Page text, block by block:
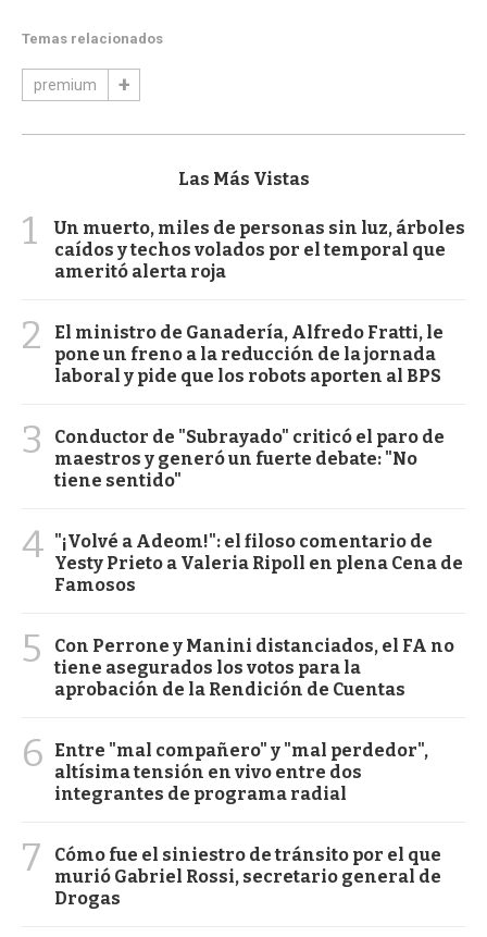
Temas relacionados
premium
Las Más Vistas
1
Un muerto, miles de personas sin luz, árboles
caídos y techos volados por el temporal que
ameritó alerta roja
2
El ministro de Ganadería, Alfredo Fratti, le
pone un freno a la reducción de la jornada
laboral y pide que los robots aporten al BPS
3
Conductor de "Subrayado" criticó el paro de
maestros y generó un fuerte debate: "No
tiene sentido"
4 "¡Volvé a Adeom!": el filoso comentario de
Yesty Prieto a Valeria Ripoll en plena Cena de
Famosos
5
Con Perrone y Manini distanciados, el FA no
tiene asegurados los votos para la
aprobación de la Rendición de Cuentas
6
Entre "mal compañero" y "mal perdedor",
altísima tensión en vivo entre dos
integrantes de programa radial
7
Cómo fue el siniestro de tránsito por el que
murió Gabriel Rossi, secretario general de
Drogas